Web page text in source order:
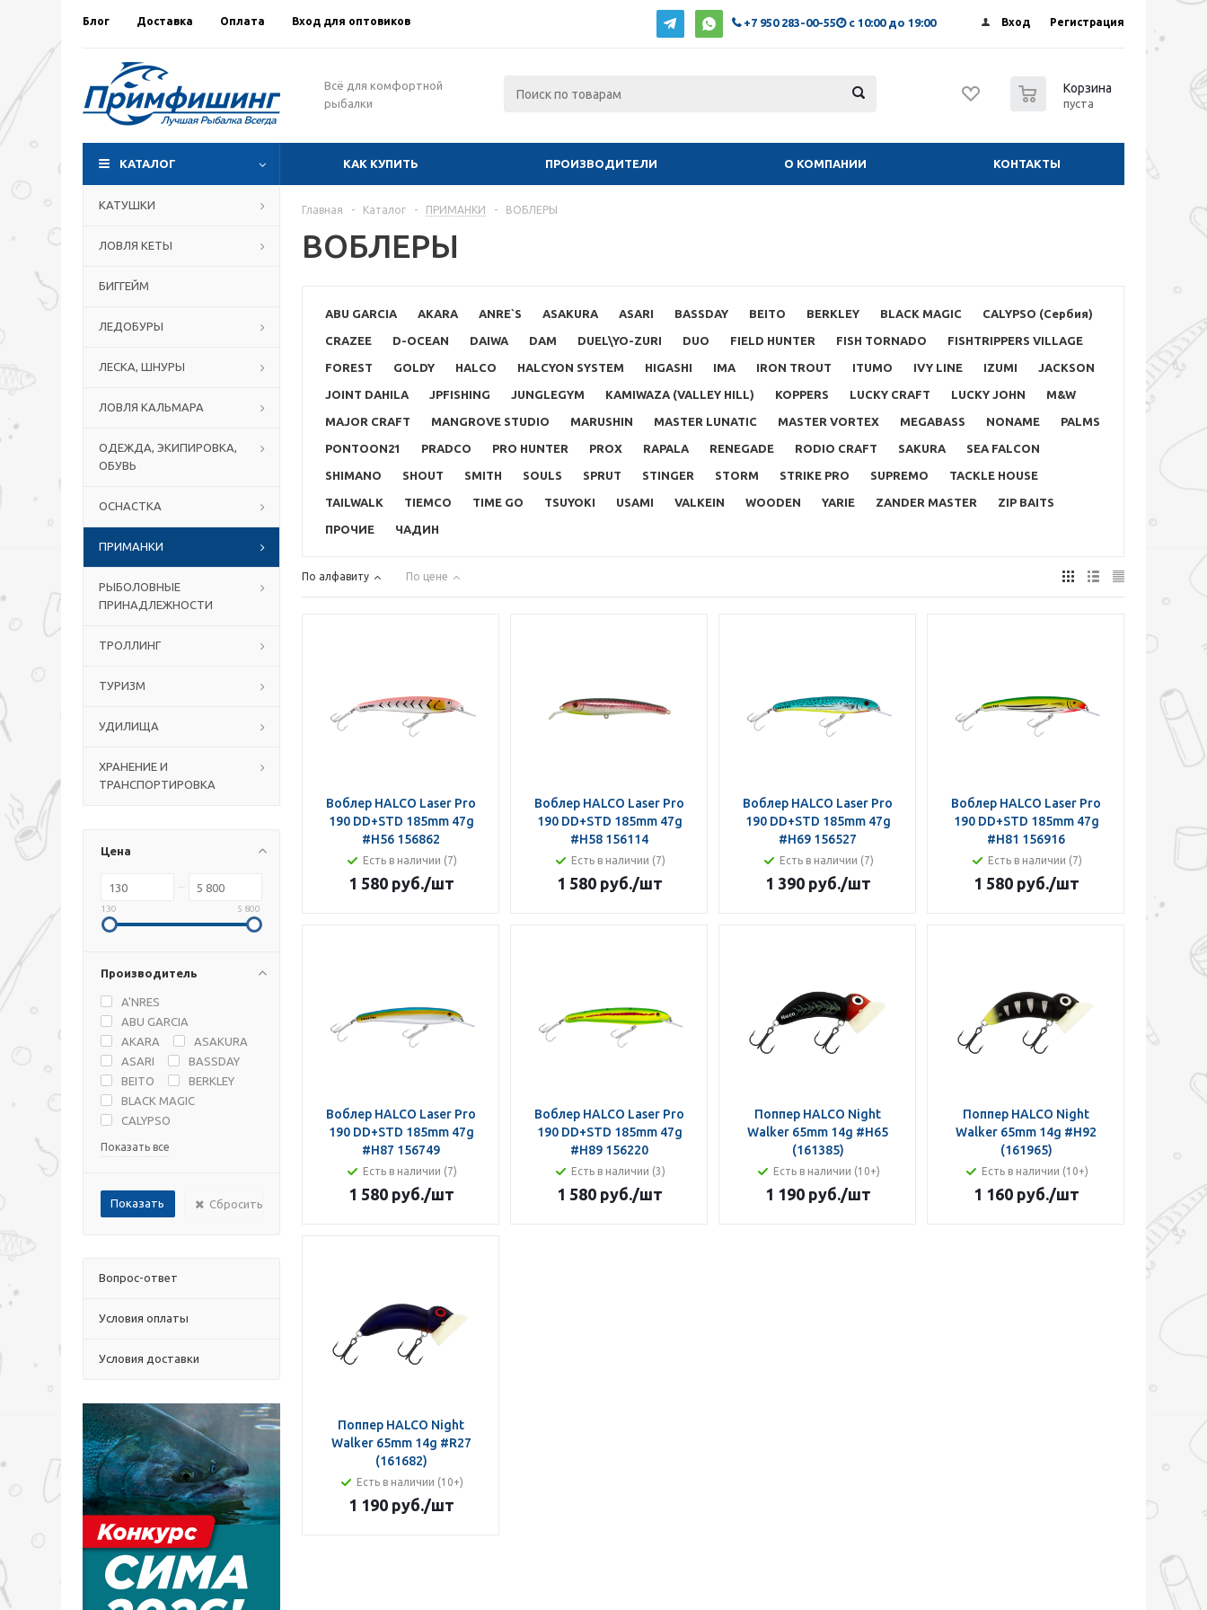
Блог Доставка Оплата Вход для оптовиков Вход Регистрация
+7 950 283-00-55 с 10:00 до 19:00
Всё для комфортной
рыбалки
Корзина
пуста
КАТАЛОГ КАК КУПИТЬ ПРОИЗВОДИТЕЛИ О КОМПАНИИ КОНТАКТЫ
КАТУШКИ
ЛОВЛЯ КЕТЫ
БИГГЕЙМ
ЛЕДОБУРЫ
ЛЕСКА, ШНУРЫ
ЛОВЛЯ КАЛЬМАРА
ОДЕЖДА, ЭКИПИРОВКА,
ОБУВЬ
ОСНАСТКА
ПРИМАНКИ
РЫБОЛОВНЫЕ
ПРИНАДЛЕЖНОСТИ
ТРОЛЛИНГ
ТУРИЗМ
УДИЛИЩА
ХРАНЕНИЕ И
ТРАНСПОРТИРОВКА
Цена
130 5 800
Производитель
A'NRES
ABU GARCIA
AKARA
ASAKURA
ASARI
BASSDAY
BEITO
BERKLEY
BLACK MAGIC
CALYPSO
Показать все
Сбросить
Вопрос-ответ
Условия оплаты
Условия доставки
Главная - Каталог - ПРИМАНКИ - ВОБЛЕРЫ
ВОБЛЕРЫ
ABU GARCIA AKARA ANRE`S ASAKURA ASARI BASSDAY BEITO BERKLEY BLACK MAGIC CALYPSO (Сербия)
CRAZEE D-OCEAN DAIWA DAM DUEL\YO-ZURI DUO FIELD HUNTER FISH TORNADO FISHTRIPPERS VILLAGE
FOREST GOLDY HALCO HALCYON SYSTEM HIGASHI IMA IRON TROUT ITUMO IVY LINE IZUMI JACKSON
JOINT DAHILA JPFISHING JUNGLEGYM KAMIWAZA (VALLEY HILL) KOPPERS LUCKY CRAFT LUCKY JOHN M&W
MAJOR CRAFT MANGROVE STUDIO MARUSHIN MASTER LUNATIC MASTER VORTEX MEGABASS NONAME PALMS
PONTOON21 PRADCO PRO HUNTER PROX RAPALA RENEGADE RODIO CRAFT SAKURA SEA FALCON
SHIMANO SHOUT SMITH SOULS SPRUT STINGER STORM STRIKE PRO SUPREMO TACKLE HOUSE
TAILWALK TIEMCO TIME GO TSUYOKI USAMI VALKEIN WOODEN YARIE ZANDER MASTER ZIP BAITS
ПРОЧИЕ ЧАДИН
По алфавиту По цене
Воблер HALCO Laser Pro
190 DD+STD 185mm 47g
#H56 156862
Есть в наличии (7)
1 580 руб./шт
Воблер HALCO Laser Pro
190 DD+STD 185mm 47g
#H58 156114
Есть в наличии (7)
1 580 руб./шт
Воблер HALCO Laser Pro
190 DD+STD 185mm 47g
#H69 156527
Есть в наличии (7)
1 390 руб./шт
Воблер HALCO Laser Pro
190 DD+STD 185mm 47g
#H81 156916
Есть в наличии (7)
1 580 руб./шт
Воблер HALCO Laser Pro
190 DD+STD 185mm 47g
#H87 156749
Есть в наличии (7)
1 580 руб./шт
Воблер HALCO Laser Pro
190 DD+STD 185mm 47g
#H89 156220
Есть в наличии (3)
1 580 руб./шт
Поппер HALCO Night
Walker 65mm 14g #H65
(161385)
Есть в наличии (10+)
1 190 руб./шт
Поппер HALCO Night
Walker 65mm 14g #H92
(161965)
Есть в наличии (10+)
1 160 руб./шт
Поппер HALCO Night
Walker 65mm 14g #R27
(161682)
Есть в наличии (10+)
1 190 руб./шт